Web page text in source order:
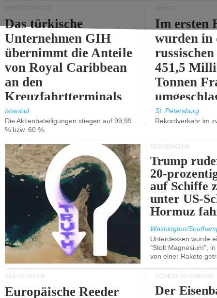
Das türkische
Unternehmen GIH
übernimmt die Anteile
von Royal Caribbean
an den
Kreuzfahrtterminals
in Kusadasi und
Lissabon.
Istanbul
Die Aktienbeteiligungen stiegen auf 99,99
% bzw. 60 %.
Im ersten
wurden in
451,5
Tonnen
%).
St. Petersburg
Rekordverkehr im
SEEVERKEHR
Trump
20-
auf Schiffe
unter US-
Hormuz
Washington/
Unterdessen wurde
"Stolt Magnesium",
von einer Rakete
SEEVERKEHR
Europäische Reeder
SCHIENENVERKEHR
Der